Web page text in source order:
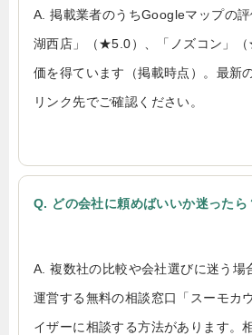
A. 掲載業者のうちGoogleマップの
湖西店」（★5.0）、「ノズコン」
価を得ています（掲載時点）。最新
リンク先でご確認ください。
Q. どの会社に頼めばいいか迷ったら
A. 複数社の比較や会社選びに迷う場
運営する無料の相談窓口「スーモカ
イザーに相談する方法があります。